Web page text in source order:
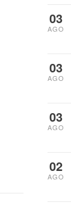
03
AGO
03
AGO
03
AGO
02
AGO